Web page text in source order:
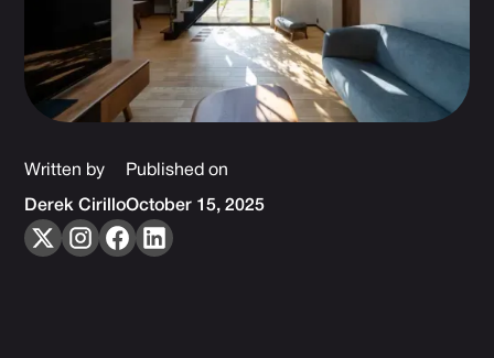
Written by
Derek Cirillo
Published on
October 15, 2025